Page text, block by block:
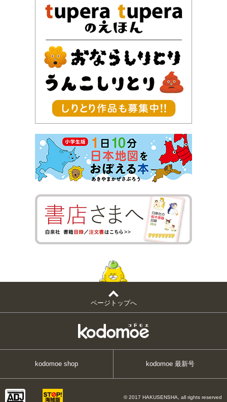
ページトップへ
kodomoe shop kodomoe 最新号
© 2017 HAKUSENSHA, all rights reserved